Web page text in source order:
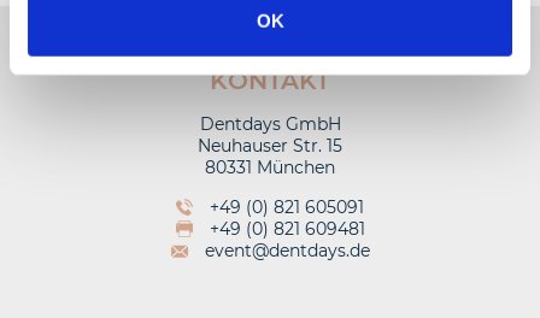
OK
KONTAKT
Dentdays GmbH
Neuhauser Str. 15
80331 München
+49 (0) 821 605091
+49 (0) 821 609481
event@dentdays.de